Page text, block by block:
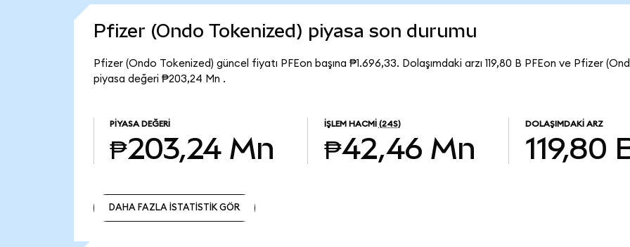
Pfizer (Ondo Tokenized) piyasa son durumu
Pfizer (Ondo Tokenized) güncel fiyatı PFEon başına ₱1.696,33. Dolaşımdaki arzı 119,80 B PFEon ve Pfizer
piyasa değeri ₱203,24 Mn .
PIYASA DEĞERI
₱203,24 Mn
İŞLEM HACMI (24S)
₱42,46 Mn
DOLAŞIMDAKI ARZ
119,80
DAHA FAZLA İSTATİSTİK GÖR